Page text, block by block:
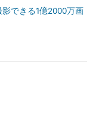
できる1億2000万画